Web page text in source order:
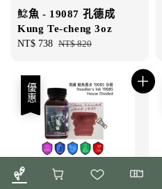
鯰魚 - 19087 孔德成
Kung Te-cheng 3oz
Sale
NT$ 738 Regular
NT$ 820
優惠